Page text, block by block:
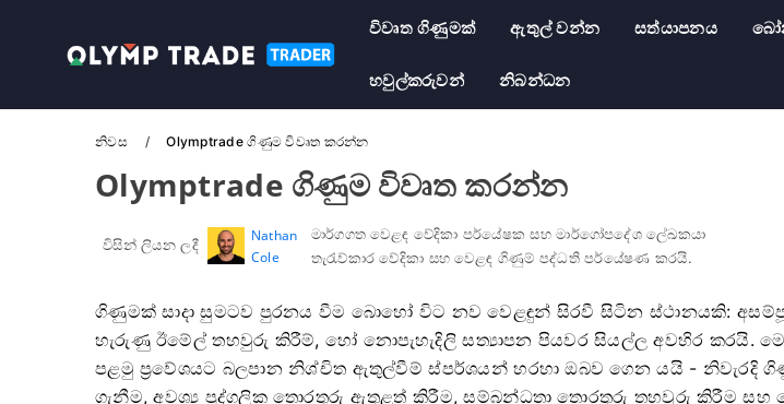
විවෘත ගිණුමක් ඇතුල් වන්න සත්යාපනය
හවුල්කරුවන් නිබන්ධන
නිවස Olymptrade ගිණුම විවෘත කරන්න
Olymptrade ගිණුම විවෘත කරන්න
විසින් ලියන ලදී
Nathan
Cole
මාර්ගගත වෙළඳ වේදිකා පර්යේෂක සහ මාර්ගෝපදේශ ලේඛකයා
තැරැව්කාර වේදිකා සහ වෙළඳ ගිණුම් පද්ධති පර්යේෂණ කරයි.
ගිණුමක් සාදා සුමටව පුරනය වීම බොහෝ විට නව වෙළඳුන් සිරවී සිටින ස්ථානයකි:
හැරුණු ඊමේල් තහවුරු කිරීම්, හෝ නොපැහැදිලි සත්‍යාපන පියවර සියල්ල අවහිර කරයි.
පළමු ප්‍රවේශයට බලපාන නිශ්චිත ඇතුල්වීම් ස්පර්ශයන් හරහා ඔබව ගෙන යයි - නිවැරදි
ගැනීම, අවශ්‍ය පුද්ගලික තොරතුරු ඇතුළත් කිරීම, සම්බන්ධතා තොරතුරු තහවුරු කිරීම සහ